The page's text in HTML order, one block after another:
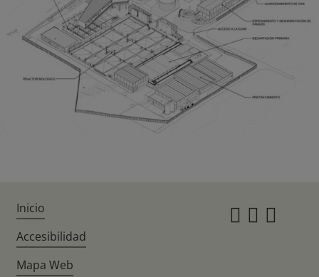
Inicio
Accesibilidad
Mapa Web